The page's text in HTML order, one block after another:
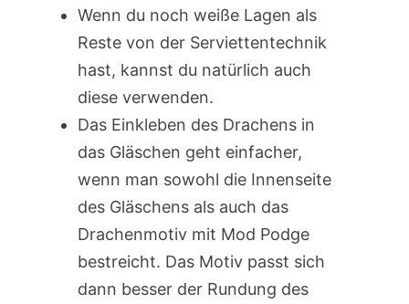
Wenn du noch weiße Lagen als
Reste von der Serviettentechnik
hast, kannst du natürlich auch
diese verwenden.
Das Einkleben des Drachens in
das Gläschen geht einfacher,
wenn man sowohl die Innenseite
des Gläschens als auch das
Drachenmotiv mit Mod Podge
bestreicht. Das Motiv passt sich
dann besser der Rundung des